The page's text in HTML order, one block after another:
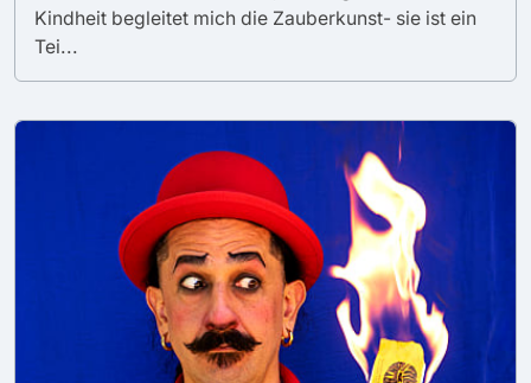
Kindheit begleitet mich die Zauberkunst- sie ist ein
Tei...